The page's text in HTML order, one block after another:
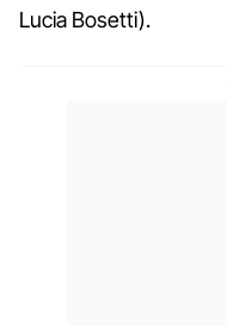
Lucia Bosetti).